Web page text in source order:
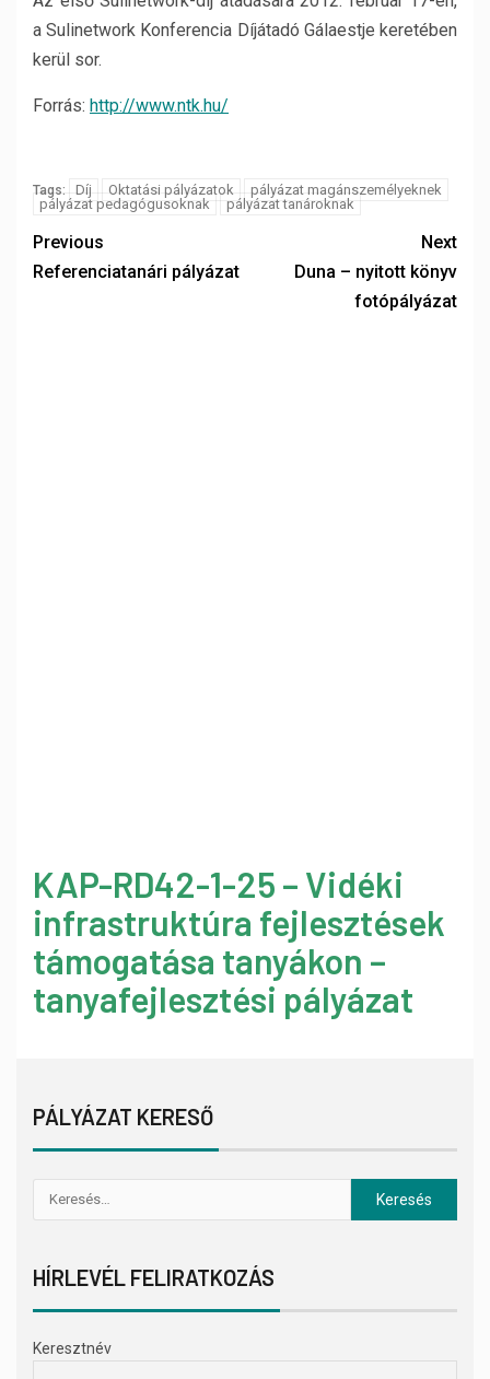
a Sulinetwork Konferencia Díjátadó Gálaestje keretében
kerül sor.
Forrás: http://www.ntk.hu/
Tags: Díj Oktatási pályázatok
pályázat magánszemélyeknek
pályázat pedagógusoknak
pályázat tanároknak
Previous
Referenciatanári pályázat
Next
Duna – nyitott könyv
fotópályázat
KAP-RD42-1-25 – Vidéki
infrastruktúra fejlesztések
támogatása tanyákon –
tanyafejlesztési pályázat
PÁLYÁZAT KERESŐ
HÍRLEVÉL FELIRATKOZÁS
Keresztnév